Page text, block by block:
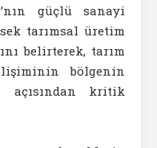
güçlü sanayi
tarımsal üretim
belirterek, tarım
bölgenin
açısından kritik